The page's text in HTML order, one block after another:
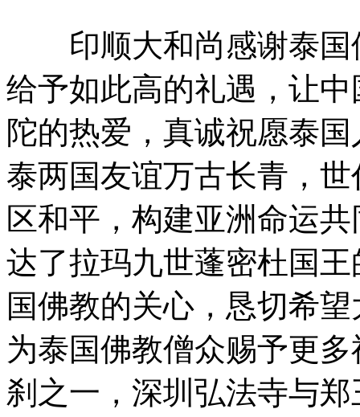
印顺大和尚感谢泰国
给予如此高的礼遇，让
陀的热爱，真诚祝愿泰
泰两国友谊万古长青，
区和平，构建亚洲命运
达了拉玛九世蓬密杜国
国佛教的关心，恳切希
为泰国佛教僧众赐予更
刹之一，深圳弘法寺与